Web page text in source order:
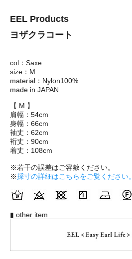
EEL Products
ヨザクラコート
col：Saxe
size：M
material：Nylon100%
made in JAPAN
【 M 】
肩幅：54cm
身幅：66cm
袖丈：62cm
裄丈：90cm
着丈：108cm
※若干の誤差はご容赦ください。
※採寸の詳細はこちらをご覧ください。
▮ other item